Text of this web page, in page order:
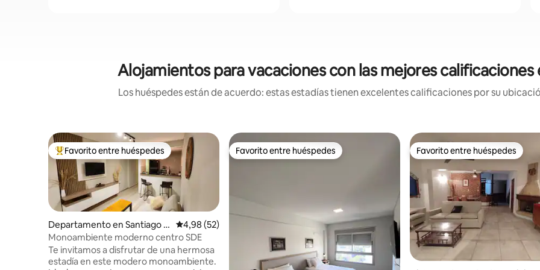
Alojamientos para vacaciones con las mejores calificaciones
Los huéspedes están de acuerdo: estas estadías tienen excelentes calificaciones por su
Favorito entre los huéspedes más destacados
Favorito entre huéspedes
Departamento en Santiago d
el Estero
Calificación promedio: 4,98 de 5. 52 evaluaciones
4,98 (52)
Monoambiente moderno centro SDE
Te invitamos a disfrutar de una hermosa
estadía en este modero monoambiente.
Favorito entre huéspedes
Favorito entre huéspedes Favorito entre huéspedes
Favorito entre huéspedes